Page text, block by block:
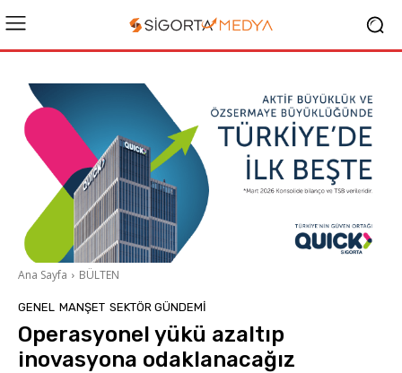
Ana Sayfa BÜLTEN
GENEL MANŞET SEKTÖR GÜNDEMİ
Operasyonel yükü azaltıp
inovasyona odaklanacağız